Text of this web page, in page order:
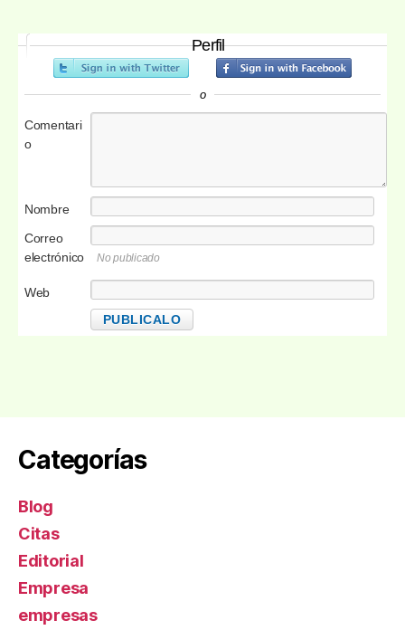
Perfil
o
Comentari
o
Nombre
Correo
electrónico
No publicado
Web
Categorías
Blog
Citas
Editorial
Empresa
empresas